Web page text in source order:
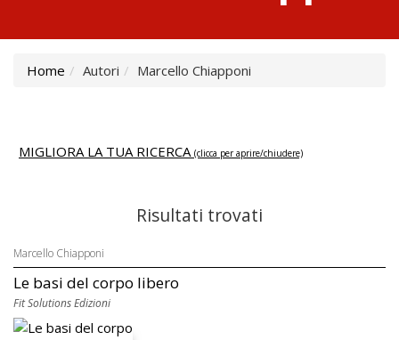
Home Autori Marcello Chiapponi
MIGLIORA LA TUA RICERCA (clicca per aprire/chiudere)
Risultati trovati
Marcello Chiapponi
Le basi del corpo libero
Fit Solutions Edizioni